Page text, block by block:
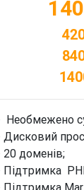
Необмежено
Дисковий
20 доменів;
Підтримка
Підтримка